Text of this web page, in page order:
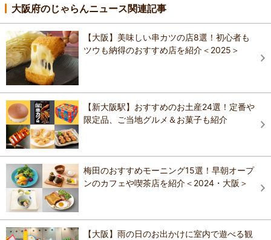
大阪府のじゃらんニュース関連記事
【大阪】美味しい串カツの店8選！初心者も
ツウも納得のおすすめ店を紹介＜2025＞
【新大阪駅】おすすめのお土産24選！定番や
限定品、ご当地グルメ＆お菓子も紹介
梅田のおすすめモーニング15選！早朝オープ
ンのカフェや喫茶店を紹介＜2024・大阪＞
【大阪】雨の日のお出かけに室内で遊べる観